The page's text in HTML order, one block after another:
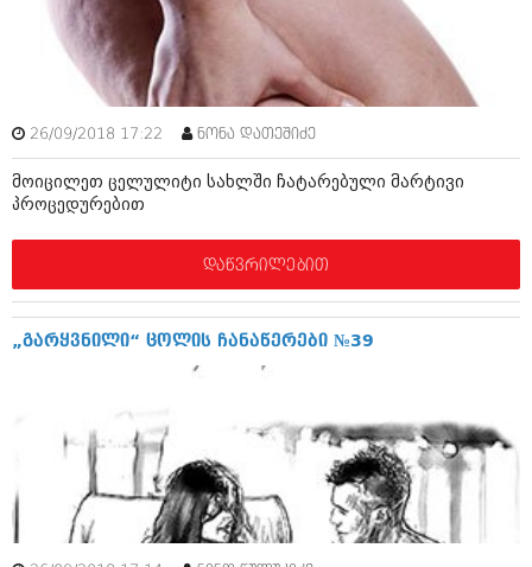
აპრილი 2014 (290)
მარტი 2014 (413)
თებერვალი 2014 (318)
იანვარი 2014 (297)
დეკემბერი 2013 (365)
ნოემბერი 2013 (279)
ოქტომბერი 2013 (256)
სექტემბერი 2013 (368)
აგვისტო 2013 (89)
ივნისი 2013 (212)
აპრილი 2013 (304)
თებერვალი 2013 (204)
იანვარი 2013 (334)
ნოემბერი 2012 (295)
ოქტომბერი 2012 (350)
სექტემბერი 2012 (264)
აგვისტო 2012 (268)
ივლისი 2012 (322)
ივნისი 2012 (282)
მაისი 2012 (240)
26/09/2018 17:22 ნონა დათეშიძე
მოიცილეთ ცელულიტი სახლში ჩატარებული მარტივი
პროცედურებით
დაწვრილებით
„გარყვნილი“ ცოლის ჩანაწერები №39